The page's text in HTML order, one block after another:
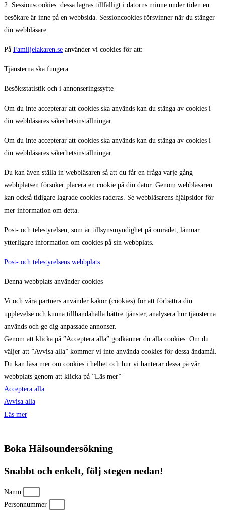
2. Sessionscookies: dessa lagras tillfälligt i datorns minne under tiden en
besökare är inne på en webbsida. Sessioncookies försvinner när du stänger
din webbläsare.
På Familjelakaren.se använder vi cookies för att:
Tjänsterna ska fungera
Besöksstatistik och i annonseringssyfte
Om du inte accepterar att cookies ska används kan du stänga av cookies i
din webbläsares säkerhetsinställningar.
Om du inte accepterar att cookies ska används kan du stänga av cookies i
din webbläsares säkerhetsinställningar.
Du kan även ställa in webbläsaren så att du får en fråga varje gång
webbplatsen försöker placera en cookie på din dator. Genom webbläsaren
kan också tidigare lagrade cookies raderas. Se webbläsarens hjälpsidor för
mer information om detta.
Post- och telestyrelsen, som är tillsynsmyndighet på området, lämnar
ytterligare information om cookies på sin webbplats.
Post- och telestyrelsens webbplats
Denna webbplats använder cookies
Vi och våra partners använder kakor (cookies) för att förbättra din
upplevelse och kunna tillhandahålla bättre tjänster, analysera hur tjänsterna
används och ge dig anpassade annonser.
Genom att klicka på ”Acceptera alla” godkänner du alla cookies. Om du
väljer att ”Avvisa alla” kommer vi inte använda cookies för dessa ändamål.
Du kan läsa mer om cookies i helhet och hur vi hanterar dessa på vår
webbplats genom att klicka på ”Läs mer”
Acceptera alla
Avvisa alla
Läs mer
Boka Hälsoundersökning
Snabbt och enkelt, följ stegen nedan!
Namn
Personnummer